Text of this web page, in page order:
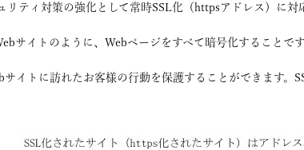
リティ対策の強化として常時SSL化（httpsアドレス）に対
サイトのように、Webページをすべて暗号化することです
イトに訪れたお客様の行動を保護することができます。